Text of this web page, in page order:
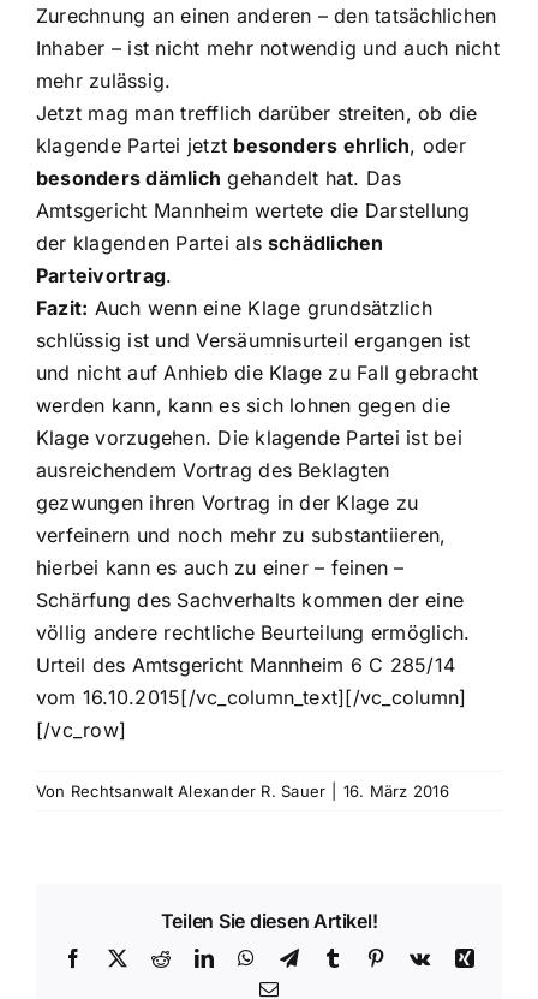
Zurechnung an einen anderen – den tatsächlichen
Inhaber – ist nicht mehr notwendig und auch nicht
mehr zulässig.
Jetzt mag man trefflich darüber streiten, ob die
klagende Partei jetzt besonders ehrlich, oder
besonders dämlich gehandelt hat. Das
Amtsgericht Mannheim wertete die Darstellung
der klagenden Partei alsschädlichen
Parteivortrag.
Fazit: Auch wenn eine Klage grundsätzlich
schlüssig ist und Versäumnisurteil ergangen ist
und nicht auf Anhieb die Klage zu Fall gebracht
werden kann, kann es sich lohnen gegen die
Klage vorzugehen. Die klagende Partei ist bei
ausreichendem Vortrag des Beklagten
gezwungen ihren Vortrag in der Klage zu
verfeinern und noch mehr zu substantiieren,
hierbei kann es auch zu einer – feinen –
Schärfung des Sachverhalts kommen der eine
völlig andere rechtliche Beurteilung ermöglich.
Urteil des Amtsgericht Mannheim 6 C 285/14
vom 16.10.2015[/vc_column_text][/vc_column]
[/vc_row]
Von Rechtsanwalt Alexander R. Sauer 16. März 2016
Teilen Sie diesen Artikel!
Facebook
X RedditLinkedInWhatsApp
TelegramTumblr Pinterest
Vk
Xing
E-